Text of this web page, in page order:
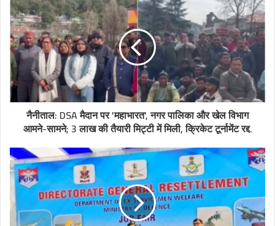
नैनीताल: DSA मैदान पर 'महाभारत', नगर पालिका और खेल विभाग
आमने-सामने; 3 लाख की तैयारी मिट्टी में मिली, क्रिकेट टूर्नामेंट रद्द.